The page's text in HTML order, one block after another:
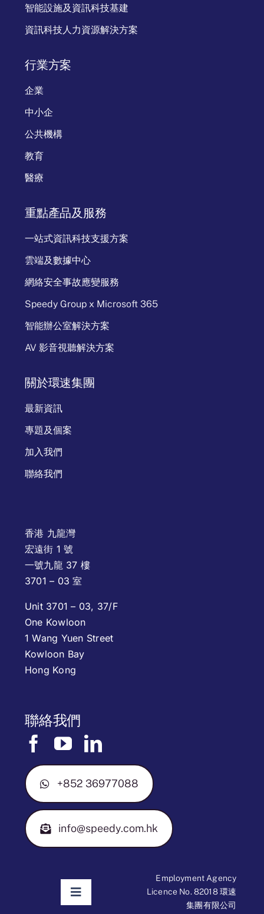
智能設施及資訊科技基建
資訊科技人力資源解決方案
行業方案
企業
中小企
公共機構
教育
醫療
聯絡我們
+852 36977088
info@speedy.com.hk
重點產品及服務
一站式資訊科技支援方案
雲端及數據中心
網絡安全事故應變服務
Speedy Group x Microsoft 365
智能辦公室解決方案
AV 影音視聽解決方案
關於環速集團
最新資訊
專題及個案
加入我們
聯絡我們
香港 九龍灣
宏遠街 1 號
一號九龍 37 樓
3701 – 03 室
Unit 3701 – 03, 37/F
One Kowloon
1 Wang Yuen Street
Kowloon Bay
Hong Kong
Employment Agency
Licence No. 82018 環速
集團有限公司
Toggle